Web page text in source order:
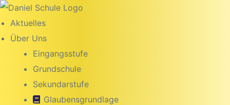
Aktuelles
Über Uns
Eingangsstufe
Grundschule
Sekundarstufe
Glaubensgrundlage